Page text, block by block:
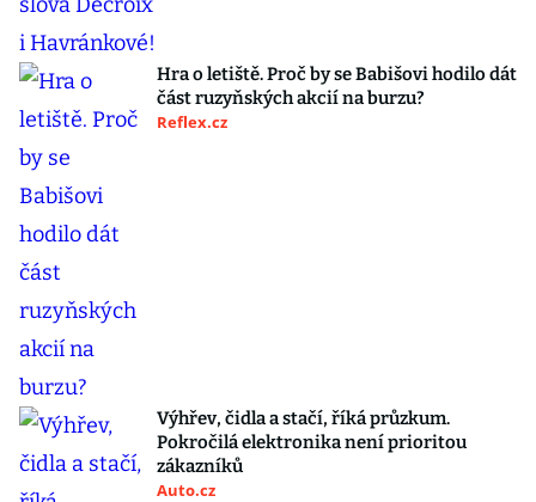
Hra o letiště. Proč by se Babišovi hodilo dát
část ruzyňských akcií na burzu?
Reflex.cz
Výhřev, čidla a stačí, říká průzkum.
Pokročilá elektronika není prioritou
zákazníků
Auto.cz